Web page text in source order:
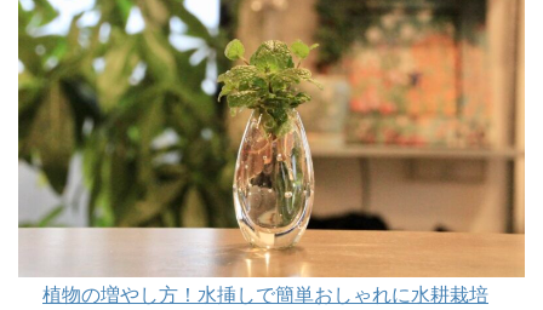
植物の増やし方！水挿しで簡単おしゃれに水耕栽培